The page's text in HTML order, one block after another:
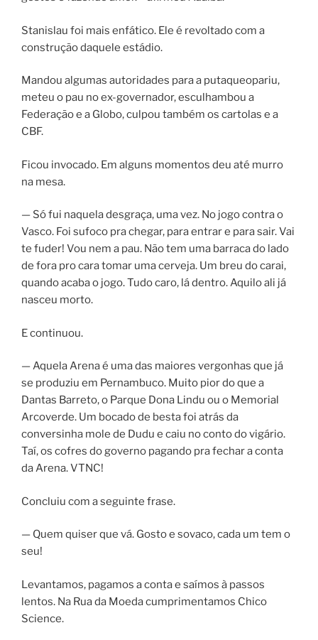
Stanislau foi mais enfático. Ele é revoltado com a
construção daquele estádio.
Mandou algumas autoridades para a putaqueopariu,
meteu o pau no ex-governador, esculhambou a
Federação e a Globo, culpou também os cartolas e a
CBF.
Ficou invocado. Em alguns momentos deu até murro
na mesa.
— Só fui naquela desgraça, uma vez. No jogo contra o
Vasco. Foi sufoco pra chegar, para entrar e para sair. Vai
te fuder! Vou nem a pau. Não tem uma barraca do lado
de fora pro cara tomar uma cerveja. Um breu do carai,
quando acaba o jogo. Tudo caro, lá dentro. Aquilo ali já
nasceu morto.
E continuou.
— Aquela Arena é uma das maiores vergonhas que já
se produziu em Pernambuco. Muito pior do que a
Dantas Barreto, o Parque Dona Lindu ou o Memorial
Arcoverde. Um bocado de besta foi atrás da
conversinha mole de Dudu e caiu no conto do vigário.
Taí, os cofres do governo pagando pra fechar a conta
da Arena. VTNC!
Concluiu com a seguinte frase.
— Quem quiser que vá. Gosto e sovaco, cada um tem o
seu!
Levantamos, pagamos a conta e saímos à passos
lentos. Na Rua da Moeda cumprimentamos Chico
Science.